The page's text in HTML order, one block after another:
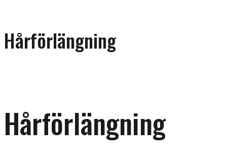
Hårförlängning
Hårförlängning